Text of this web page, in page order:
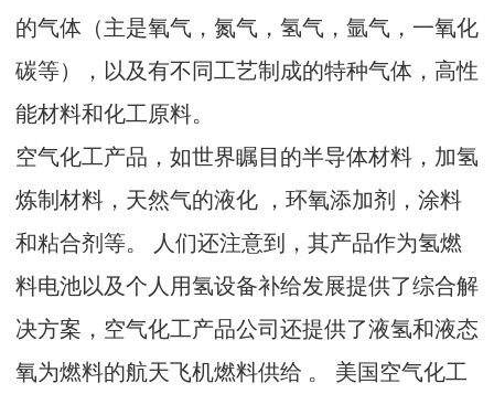
的气体（主是氧气，氮气，氢气，氩气，一氧化
碳等），以及有不同工艺制成的特种气体，高性
能材料和化工原料。
空气化工产品，如世界瞩目的半导体材料，加氢
炼制材料，天然气的液化 ，环氧添加剂，涂料
和粘合剂等。 人们还注意到，其产品作为氢燃
料电池以及个人用氢设备补给发展提供了综合解
决方案，空气化工产品公司还提供了液氢和液态
氧为燃料的航天飞机燃料供给 。 美国空气化工